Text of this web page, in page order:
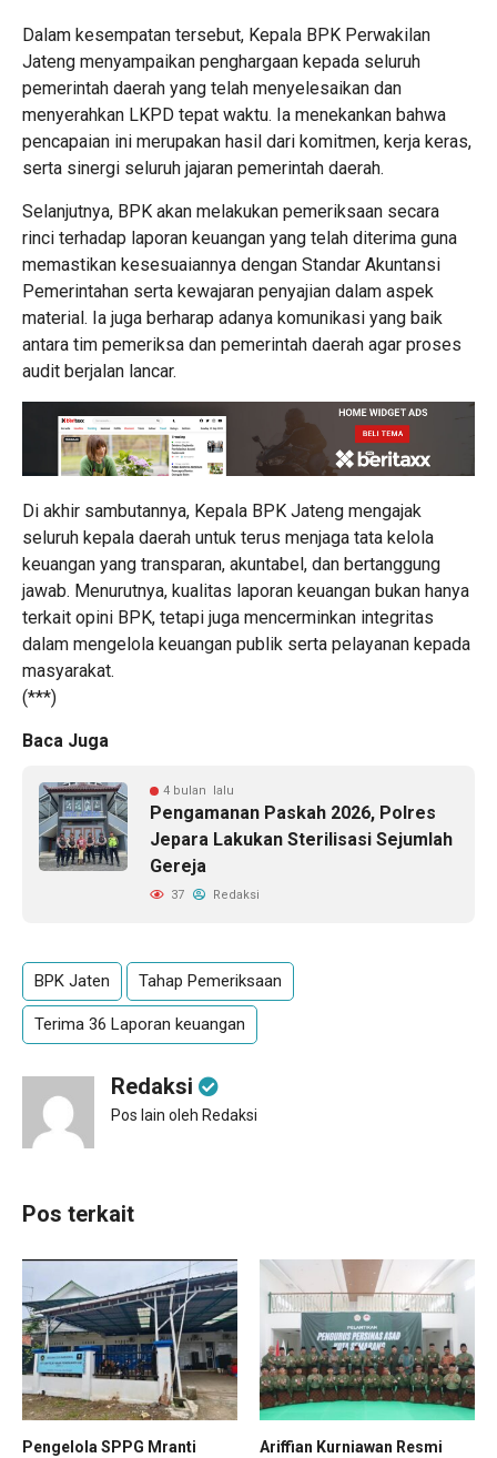
Dalam kesempatan tersebut, Kepala BPK Perwakilan
Jateng menyampaikan penghargaan kepada seluruh
pemerintah daerah yang telah menyelesaikan dan
menyerahkan LKPD tepat waktu. Ia menekankan bahwa
pencapaian ini merupakan hasil dari komitmen, kerja keras,
serta sinergi seluruh jajaran pemerintah daerah.
Selanjutnya, BPK akan melakukan pemeriksaan secara
rinci terhadap laporan keuangan yang telah diterima guna
memastikan kesesuaiannya dengan Standar Akuntansi
Pemerintahan serta kewajaran penyajian dalam aspek
material. Ia juga berharap adanya komunikasi yang baik
antara tim pemeriksa dan pemerintah daerah agar proses
audit berjalan lancar.
Di akhir sambutannya, Kepala BPK Jateng mengajak
seluruh kepala daerah untuk terus menjaga tata kelola
keuangan yang transparan, akuntabel, dan bertanggung
jawab. Menurutnya, kualitas laporan keuangan bukan hanya
terkait opini BPK, tetapi juga mencerminkan integritas
dalam mengelola keuangan publik serta pelayanan kepada
masyarakat.
(***)
Baca Juga
4 bulan lalu
Pengamanan Paskah 2026, Polres
Jepara Lakukan Sterilisasi Sejumlah
Gereja
37 Redaksi
BPK Jaten Tahap Pemeriksaan
Terima 36 Laporan keuangan
Redaksi
Pos lain oleh Redaksi
Pos terkait
Pengelola SPPG Mranti
Ariffian Kurniawan Resmi